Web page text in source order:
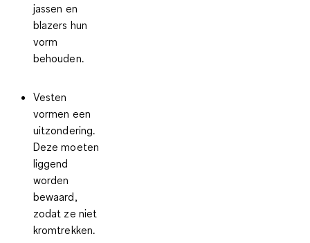
jassen en
blazers hun
vorm
behouden.
Vesten
vormen een
uitzondering.
Deze moeten
liggend
worden
bewaard,
zodat ze niet
kromtrekken.